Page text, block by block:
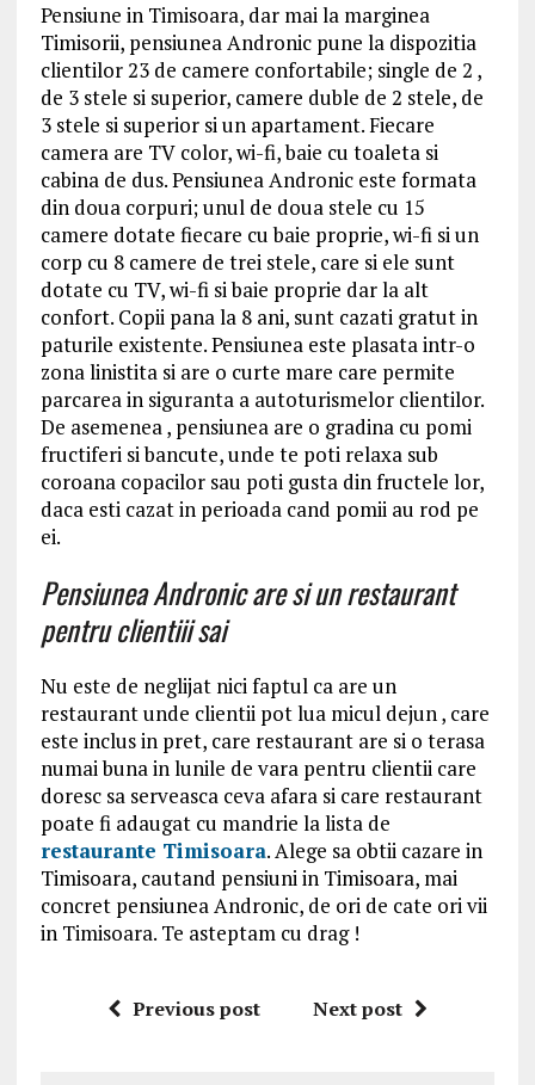
Pensiune in Timisoara, dar mai la marginea
Timisorii, pensiunea Andronic pune la dispozitia
clientilor 23 de camere confortabile; single de 2 ,
de 3 stele si superior, camere duble de 2 stele, de
3 stele si superior si un apartament. Fiecare
camera are TV color, wi-fi, baie cu toaleta si
cabina de dus. Pensiunea Andronic este formata
din doua corpuri; unul de doua stele cu 15
camere dotate fiecare cu baie proprie, wi-fi si un
corp cu 8 camere de trei stele, care si ele sunt
dotate cu TV, wi-fi si baie proprie dar la alt
confort. Copii pana la 8 ani, sunt cazati gratut in
paturile existente. Pensiunea este plasata intr-o
zona linistita si are o curte mare care permite
parcarea in siguranta a autoturismelor clientilor.
De asemenea , pensiunea are o gradina cu pomi
fructiferi si bancute, unde te poti relaxa sub
coroana copacilor sau poti gusta din fructele lor,
daca esti cazat in perioada cand pomii au rod pe
ei.
Pensiunea Andronic are si un restaurant
pentru clientiii sai
Nu este de neglijat nici faptul ca are un
restaurant unde clientii pot lua micul dejun , care
este inclus in pret, care restaurant are si o terasa
numai buna in lunile de vara pentru clientii care
doresc sa serveasca ceva afara si care restaurant
poate fi adaugat cu mandrie la lista de
restaurante Timisoara. Alege sa obtii cazare in
Timisoara, cautand pensiuni in Timisoara, mai
concret pensiunea Andronic, de ori de cate ori vii
in Timisoara. Te asteptam cu drag !
Previous post Next post